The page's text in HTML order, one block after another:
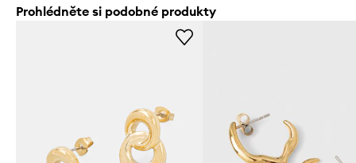
Prohlédněte si podobné produkty